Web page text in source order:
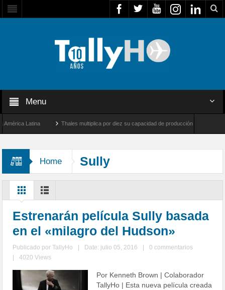
Menu
Latina Thales multiplica por diez su capacidad de producción de radares en
Home Sully
Estrenarán película Sully basada
en el «milagro del Hudson»
Publicado porTallyHo Date: julio 05, 2016
0 commentarios
4020 Views
Por Kenneth Brown | Colaborador
TallyHo | Esta nueva película creada